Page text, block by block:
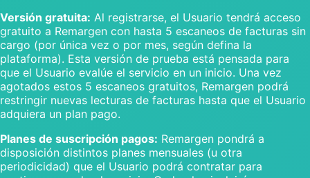
Versión gratuita: Al registrarse, el Usuario tendrá acceso
gratuito a Remargen con hasta 5 escaneos de facturas sin
cargo (por única vez o por mes, según defina la
plataforma). Esta versión de prueba está pensada para
que el Usuario evalúe el servicio en un inicio. Una vez
agotados estos 5 escaneos gratuitos, Remargen podrá
restringir nuevas lecturas de facturas hasta que el Usuario
adquiera un plan pago.
Planes de suscripción pagos: Remargen pondrá a
disposición distintos planes mensuales (u otra
periodicidad) que el Usuario podrá contratar para